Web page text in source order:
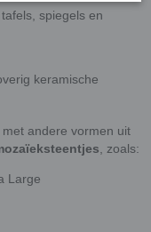
spiegels en
keramische
andere vormen uit
, zoals:
Large